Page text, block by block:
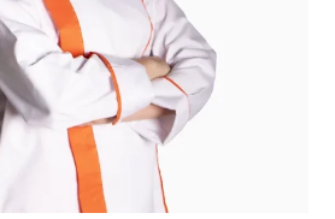
derecho de actualizar esta
en cualquier momento y
recomendamos que revise
para estar al tanto